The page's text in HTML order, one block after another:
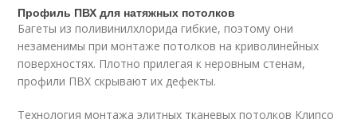
Профиль ПВХ для натяжных потолков
Багеты из поливинилхлорида гибкие, поэтому они
незаменимы при монтаже потолков на криволинейных
поверхностях. Плотно прилегая к неровным стенам,
профили ПВХ скрывают их дефекты.
Технология монтажа элитных тканевых потолков Клипсо